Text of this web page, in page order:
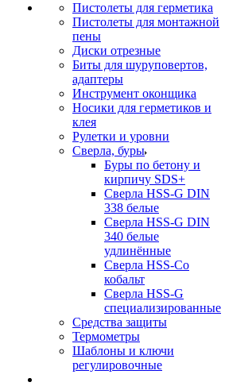
Пистолеты для герметика
Пистолеты для монтажной
пены
Диски отрезные
Биты для шуруповертов,
адаптеры
Инструмент оконщика
Носики для герметиков и
клея
Рулетки и уровни
Сверла, буры
Буры по бетону и
кирпичу SDS+
Сверла HSS-G DIN
338 белые
Сверла HSS-G DIN
340 белые
удлинённые
Сверла HSS-Co
кобальт
Сверла HSS-G
специализированные
Средства защиты
Термометры
Шаблоны и ключи
регулировочные